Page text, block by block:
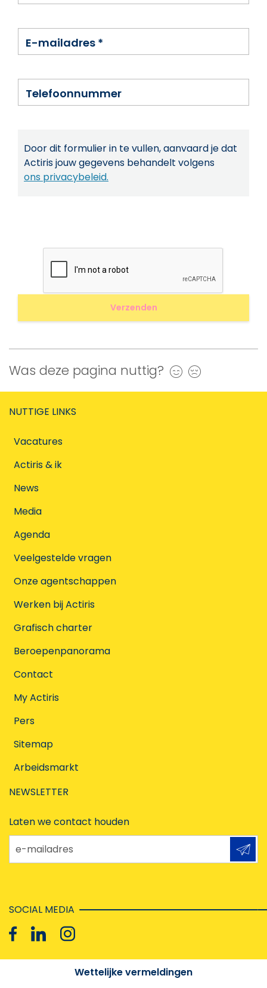
E-mailadres *
Telefoonnummer
Door dit formulier in te vullen, aanvaard je dat
Actiris jouw gegevens behandelt volgens
ons privacybeleid.
Was deze pagina nuttig? Ja
NUTTIGE LINKS
Vacatures
Actiris & ik
News
Media
Agenda
Veelgestelde vragen
Onze agentschappen
Werken bij Actiris
Grafisch charter
Beroepenpanorama
Contact
My Actiris
Pers
Sitemap
Arbeidsmarkt
NEWSLETTER
Laten we contact houden
e-mailadres
SOCIAL MEDIA
Wettelijke vermeldingen